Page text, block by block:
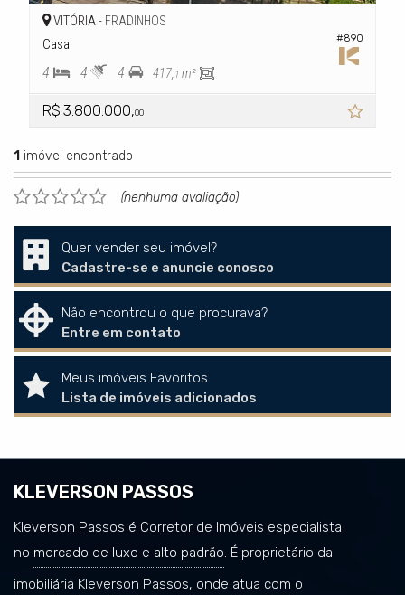
#890
VITÓRIA - FRADINHOS
Casa
4 4 4 417,1 m²
R$ 3.800.000,00
1 imóvel encontrado
(nenhuma avaliação)
Quer vender seu imóvel?
Cadastre-se e anuncie conosco
Não encontrou o que procurava?
Entre em contato
Meus imóveis Favoritos
Lista de imóveis adicionados
KLEVERSON PASSOS
Kleverson Passos é Corretor de Imóveis especialista
no mercado de luxo e alto padrão. É proprietário da
imobiliária Kleverson Passos, onde atua com o